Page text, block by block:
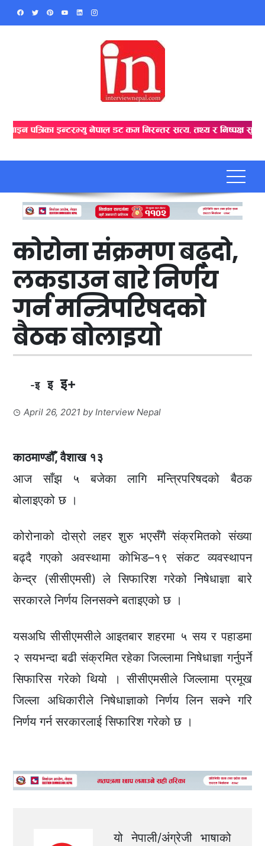
Skip
कोरोना संक्रमण बढ्दो,
लकडाउन बारे निर्णय
गर्न मन्त्रिपरिषदको
बैठक बोलाइयो
-इ इ इ+
April 26, 2021 byInterview Nepal
काठमाण्डौँ, वैशाख १३
आज साँझ ५ बजेका लागि मन्त्रिपरिषदको बैठक
बोलाइएको छ ।
कोरोनाको दोस्रो लहर शुरु भएसँगै संक्रमितको संख्या
बढ्दै गएको अवस्थामा कोभिड–१९ संकट व्यवस्थापन
केन्द्र (सीसीएमसी) ले सिफारिश गरेको निषेधाज्ञा बारे
सरकारले निर्णय लिनसक्ने बताइएको छ ।
यसअघि सीसीएमसीले आइतबार शहरमा ५ सय र पहाडमा
२ सयभन्दा बढी संक्रमित रहेका जिल्लामा निषेधाज्ञा गर्नुपर्ने
सिफारिस गरेको थियो । सीसीएमसीले जिल्लामा प्रमूख
जिल्ला अधिकारीले निषेधाज्ञाको निर्णय लिन सक्ने गरि
निर्णय गर्न सरकारलाई सिफारिश गरेको छ ।
यो नेपाली/अंग्रेजी भाषाको